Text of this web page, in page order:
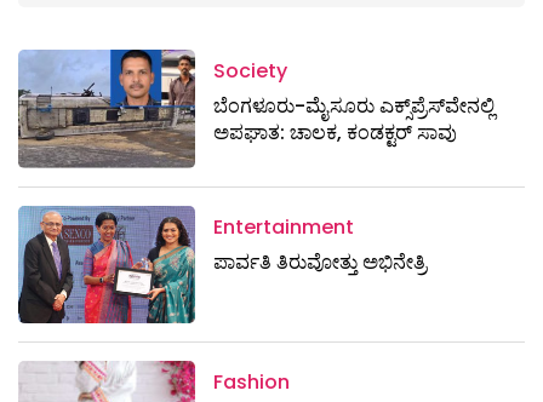
Society
ಬೆಂಗಳೂರು-ಮೈಸೂರು ಎಕ್ಸ್​ಪ್ರೆಸ್‌ವೇನಲ್ಲಿ
ಅಪಘಾತ: ಚಾಲಕ, ಕಂಡಕ್ಟರ್ ಸಾವು
Entertainment
ಪಾರ್ವತಿ ತಿರುವೋತ್ತು ಅಭಿನೇತ್ರಿ
Fashion